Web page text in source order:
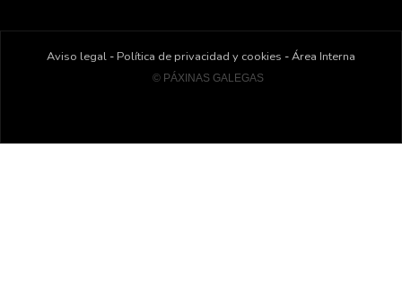
Aviso legal - Política de privacidad y cookies -Área Interna
© PÁXINAS GALEGAS